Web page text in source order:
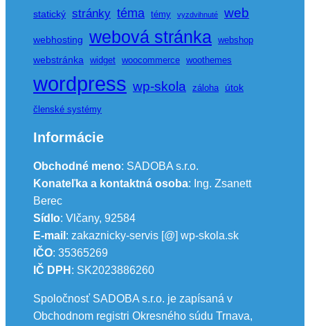
statický stránky téma témy vyzdvihnuté web
webhosting webová stránka webshop
webstránka widget woocommerce woothemes
wordpress wp-skola záloha útok
členské systémy
Informácie
Obchodné meno: SADOBA s.r.o.
Konateľka a kontaktná osoba: Ing. Zsanett
Berec
Sídlo: Vlčany, 92584
E-mail : zakaznicky-servis [@] wp-skola.sk
IČO: 35365269
IČ DPH : SK2023886260
Spoločnosť SADOBA s.r.o. je zapísaná v
Obchodnom registri Okresného súdu Trnava,